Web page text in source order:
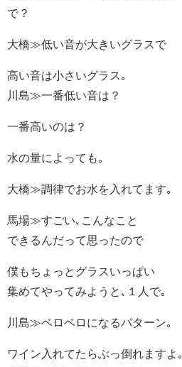
で？
大橋≫低い音が大きいグラスで
高い音は小さいグラス｡
川島≫一番低い音は？
一番高いのは？
水の量によっても｡
大橋≫調律でお水を入れてます｡
馬場≫すごい､こんなこと
できるんだって思ったので
僕もちょっとグラスいっぱい
集めてやってみようと､１人で｡
川島≫ベロベロになるパターン｡
ワイン入れてたらぶっ倒れますよ｡